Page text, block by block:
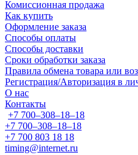
Комиссионная продажа
Как купить
Оформление заказа
Способы оплаты
Способы доставки
Сроки обработки заказа
Правила обмена товара или
Регистрация/Авторизация в
О нас
Контакты
+7 700‒308‒18‒18
+7 700‒308‒18‒18
+7 700 803 18 18
timing@internet.ru